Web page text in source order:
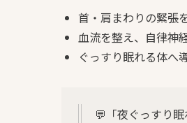
首・肩まわりの緊張
血流を整え、自律神
ぐっすり眠れる体へ
💬「夜ぐっすり